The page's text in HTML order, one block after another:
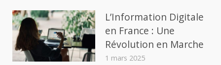
L’Information Digitale
en France : Une
Révolution en Marche
1 mars 2025